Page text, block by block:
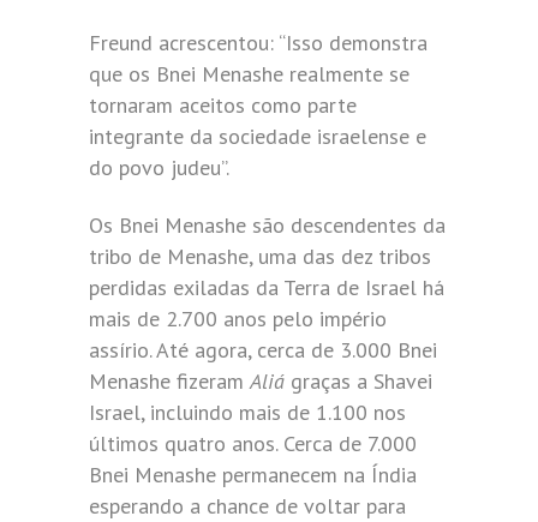
Freund acrescentou: “Isso demonstra
que os Bnei Menashe realmente se
tornaram aceitos como parte
integrante da sociedade israelense e
do povo judeu”.
Os Bnei Menashe são descendentes da
tribo de Menashe, uma das dez tribos
perdidas exiladas da Terra de Israel há
mais de 2.700 anos pelo império
assírio. Até agora, cerca de 3.000 Bnei
Menashe fizeramAliá graças a Shavei
Israel, incluindo mais de 1.100 nos
últimos quatro anos. Cerca de 7.000
Bnei Menashe permanecem na Índia
esperando a chance de voltar para